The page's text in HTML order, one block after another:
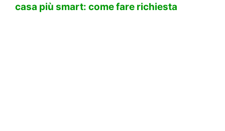
casa più smart: come fare richiesta